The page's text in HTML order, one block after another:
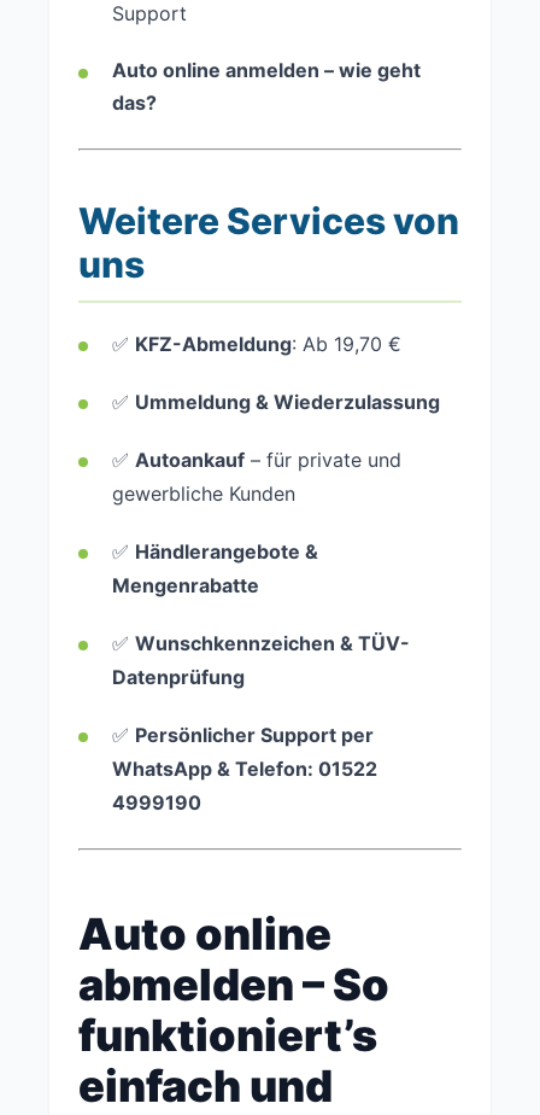
Support
Auto online anmelden – wie geht
das?
Weitere Services von
uns
✅ KFZ-Abmeldung: Ab 19,70 €
✅ Ummeldung & Wiederzulassung
✅ Autoankauf – für private und
gewerbliche Kunden
✅ Händlerangebote &
Mengenrabatte
✅ Wunschkennzeichen & TÜV-
Datenprüfung
✅ Persönlicher Support per
WhatsApp & Telefon: 01522
4999190
Auto online
abmelden – So
funktioniert’s
einfach und